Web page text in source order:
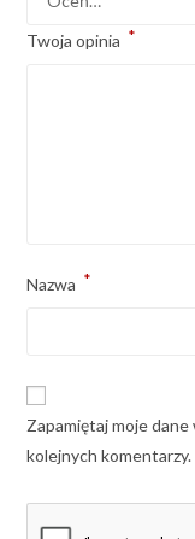
Twoja opinia *
Nazwa *
Zapamiętaj moje
kolejnych komentarzy.